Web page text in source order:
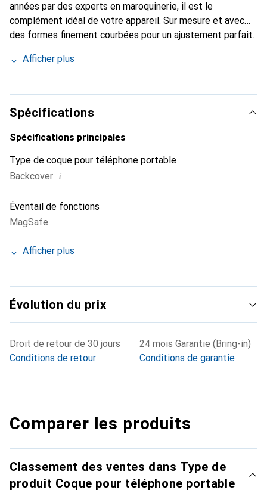
années par des experts en maroquinerie, il est le
complément idéal de votre appareil. Sur mesure et avec
des formes finement courbées pour un ajustement parfait.
smartphone. La marque Noreve est reconnue
reste toujours un bon choix pour le client exigeant.
Afficher plus
Spécifications
Spécifications principales
Type de coque pour téléphone portable
Backcover i
Éventail de fonctions
MagSafe
Afficher plus
Évolution du prix
Droit de retour de 30 jours
Conditions de retour
24 mois Garantie (Bring-in)
Conditions de garantie
Comparer les produits
Classement des ventes dans Type de
produit Coque pour téléphone portable